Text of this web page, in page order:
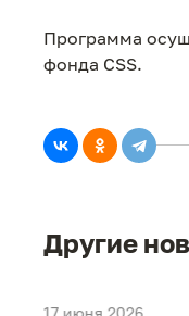
Программа
фонда CSS.
Другие